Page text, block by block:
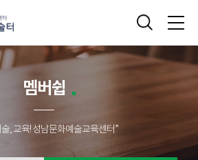
통합검색
멤버쉽
술, 교육! 성남문화예술교육센터”